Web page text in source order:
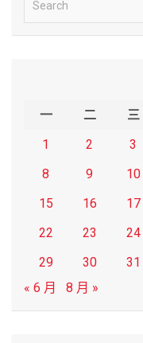
e
一 二 三
1
2 3
8
9 10
15
16 17
22
23 24
29
30
31
« 6 月
8 月 »